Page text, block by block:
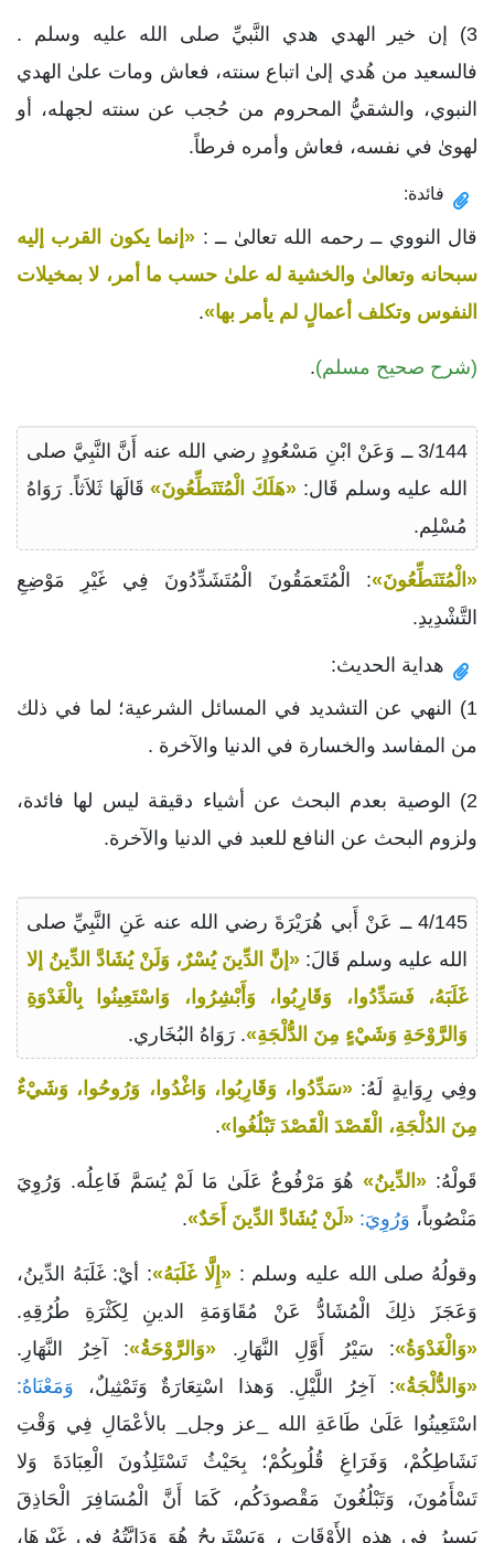
3) إن خير الهدي هدي النَّبيِّ صلى الله عليه وسلم .
فالسعيد من هُدي إلىٰ اتباع سنته، فعاش ومات علىٰ الهدي
النبوي، والشقيُّ المحروم من حُجب عن سنته لجهله، أو
لهوىٰ في نفسه، فعاش وأمره فرطاً.
فائدة:
قال النووي ــ رحمه الله تعالىٰ ــ : «إنما يكون القرب إليه
سبحانه وتعالىٰ والخشية له علىٰ حسب ما أمر، لا بمخيلات
النفوس وتكلف أعمالٍ لم يأمر بها».
(شرح صحيح مسلم).
3/144 ــ وَعَنْ ابْنِ مَسْعُودٍ رضي الله عنه أَنَّ النَّبِيَّ صلى
الله عليه وسلم قَال: «هَلَكَ الْمُتَنَطِّعُونَ»قَالَهَا ثَلاَثاً. رَوَاهُ
مُسْلِم.
«الْمُتَنَطِّعُونَ»: الْمُتَعمَقُونَ الْمُتَشَدِّدُونَ فِي غَيْرِ مَوْضِعِ
التَّشْدِيدِ.
هداية الحديث:
1) النهي عن التشديد في المسائل الشرعية؛ لما في ذلك
من المفاسد والخسارة في الدنيا والآخرة .
2) الوصية بعدم البحث عن أشياء دقيقة ليس لها فائدة،
ولزوم البحث عن النافع للعبد في الدنيا والآخرة.
4/145 ــ عَنْ أَبي هُرَيْرَةَ رضي الله عنه عَنِ النَّبِيِّ صلى
الله عليه وسلم قَالَ: «إنَّ الدِّينَ يُسْرٌ، وَلَنْ يُشَادَّ الدِّينُ إلا
غَلَبَهُ، فَسَدِّدُوا، وَقَارِبُوا، وَأَبْشِرُوا، وَاسْتَعِينُوا بِالْغَدْوَةِ
وَالرَّوْحَةِ وَشَيْءٍ مِنَ الدُّلْجَةِ». رَوَاهُ البُخَاري.
وفِي رِوَايةٍ لَهُ: «سَدِّدُوا، وَقَارِبُوا، وَاغْدُوا، وَرُوحُوا، وَشَيْءٌ
مِنَ الدُلْجَةِ، الْقَصْدَ الْقَصْدَ تَبْلُغُوا».
قَولْهُ: «الدِّينُ»هُوَ مَرْفُوعٌ عَلَىٰ مَا لَمْ يُسَمَّ فَاعِلُه. وَرُوِيَ
مَنْصُوباً، وَرُوِيَ: «لَنْ يُشَادَّ الدِّينَ أَحَدٌ».
وقولُهُ صلى الله عليه وسلم :«إِلَّا غَلَبَهُ»: أيْ: غَلَبَهُ الدِّينُ،
وَعَجَزَ ذلِكَ الْمُشَادُّ عَنْ مُقَاوَمَةِ الدينِ لِكَثْرَةِ طُرُقِهِ.
«وَالْغَدْوَةُ»: سَيْرُ أَوَّلِ النَّهَارِ. «وَالرَّوْحَةُ»: آخِرُ النَّهَارِ.
«وَالدُّلْجَةُ»: آخِرُ اللَّيْلِ. وَهذا اسْتِعَارَةٌ وَتَمْثِيلٌ،
وَمَعْنَاهُ:
اسْتَعِينُوا عَلَىٰ طَاعَةِ الله _عز وجل_ بالأعْمَالِ فِي وَقْتِ
نَشَاطِكُمْ، وَفَرَاغِ قُلُوبِكُمْ؛ بِحَيْثُ تَسْتَلِذُونَ الْعِبَادَةَ وَلا
تَسْأَمُونَ، وَتَبْلُغُونَ مَقْصودَكُم، كَمَا أَنَّ الْمُسَافِرَ الْحَاذِقَ
يَسِيرُ فِي هذِهِ الأَوْقَاتِ ، وَيَسْتَرِيحُ هُوَ وَدَابَّتُهُ في غَيْرِهَا،